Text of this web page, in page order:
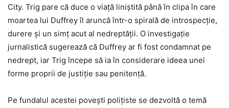
City. Trig pare că duce o viață liniștită până în clipa în care
moartea lui Duffrey îl aruncă într-o spirală de introspecție,
durere și un simț acut al nedreptății. O investigație
jurnalistică sugerează că Duffrey ar fi fost condamnat pe
nedrept, iar Trig începe să ia în considerare ideea unei
forme proprii de justiție sau penitență.
Pe fundalul acestei povești polițiste se dezvoltă o temă